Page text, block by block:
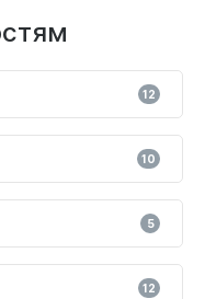
12
10
5
12